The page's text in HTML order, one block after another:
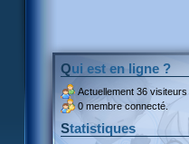
Qui est en ligne ?
Actuellement 36 visiteurs
0 membre connecté.
Statistiques